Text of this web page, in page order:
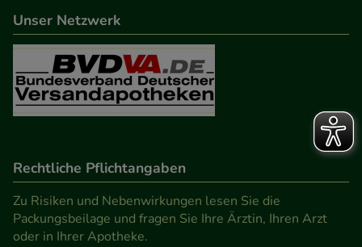
Unser Netzwerk
Rechtliche Pflichtangaben
Zu Risiken und Nebenwirkungen lesen Sie die
Packungsbeilage und fragen Sie Ihre Ärztin, Ihren Arzt
oder in Ihrer Apotheke.